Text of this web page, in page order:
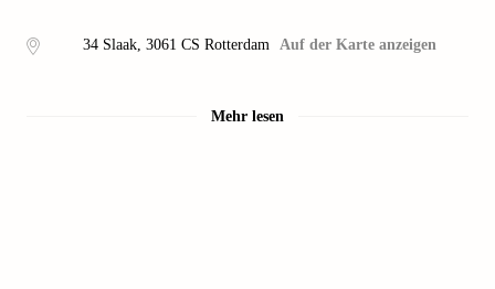
34 Slaak, 3061 CS Rotterdam Auf der Karte anzeigen
Mehr lesen